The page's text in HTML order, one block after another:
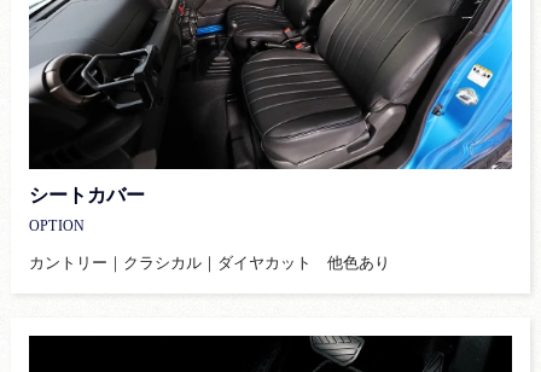
シートカバー
OPTION
カントリー｜クラシカル｜ダイヤカット 他色あり